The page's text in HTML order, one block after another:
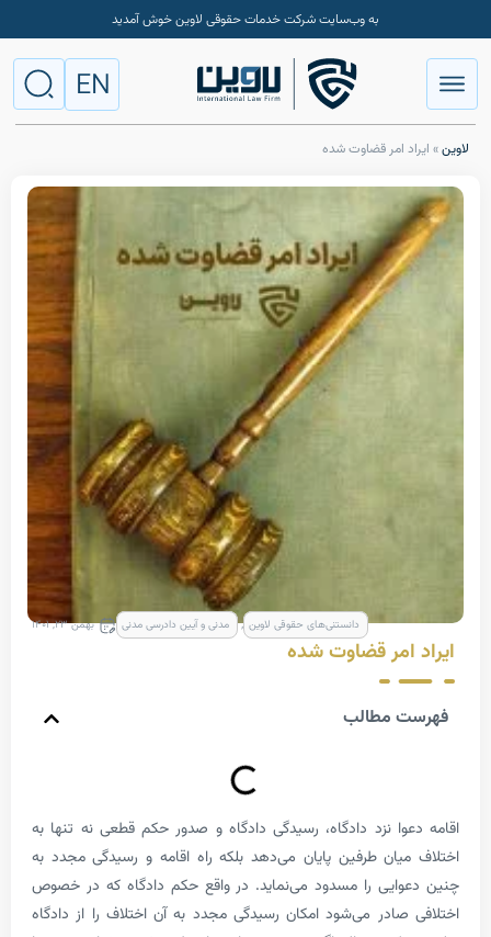
به وب‌سایت شرکت خدمات حقوقی لاوین خوش آمدید
امر قضاوت شده
دانستنی‌های حقوقی لاوین , مدنی و آیین دادرسی مدنی بهمن ۲۳, ۱۴۰۱
امر قضاوت شده
مطالب
نزد دادگاه، رسیدگی دادگاه و صدور حکم قطعی نه­ تنها به
میان طرفین پایان می‌دهد بلکه راه اقامه و رسیدگی مجدد به
را مسدود می‌نماید. در واقع حکم دادگاه که در خصوص
صادر می­‌شود امکان رسیدگی مجدد به آن اختلاف را از دادگاه